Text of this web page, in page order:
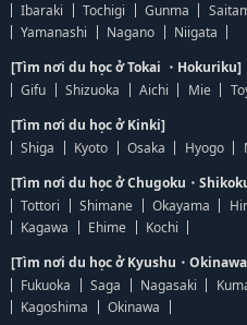
Ibaraki
Tochigi Gunma
Yamanashi
Nagano
Niigata
[Tìm nơi du học ở Tokai ・Hokuriku]
Gifu
Shizuoka Aichi Mie
[Tìm nơi du học ở Kinki]
Shiga
Kyoto Osaka Hyogo
[Tìm nơi du học ở Chugoku・
Tottori
Shimane Okayama
Kagawa
Ehime
Kochi
[Tìm nơi du học ở Kyushu・
Fukuoka
Saga Nagasaki
Kagoshima
Okinawa